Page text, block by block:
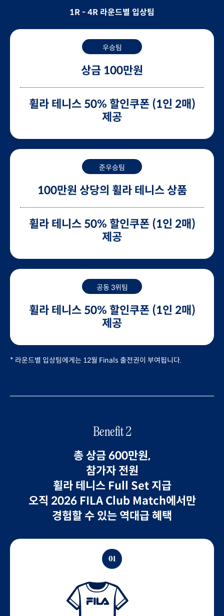
1R - 4R 라운드별 입상팀
우승팀
상금 100만원
휠라 테니스 50% 할인쿠폰 (1인 2매)
제공
준우승팀
100만원 상당의 휠라 테니스 상품
휠라 테니스 50% 할인쿠폰 (1인 2매)
제공
공동 3위팀
휠라 테니스 50% 할인쿠폰 (1인 2매)
제공
* 라운드별 입상팀에게는 12월 Finals 출전권이 부여됩니다.
Benefit 2
총 상금 600만원,
참가자 전원
휠라 테니스 Full Set 지급
오직 2026 FILA Club Match에서만
경험할 수 있는 역대급 혜택
01